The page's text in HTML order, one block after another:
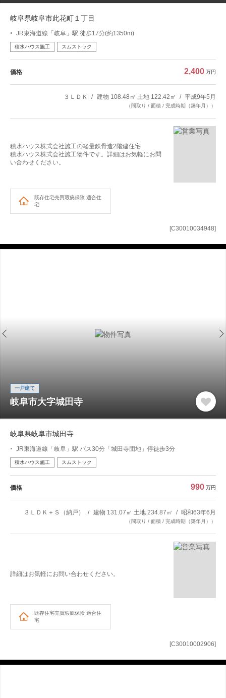
既存住宅売買瑕疵保険 適合住
宅
[C30010034948]
岐阜県岐阜市此花町１丁目
JR東海道線「岐阜」駅 徒歩17分(約1350m)
積水ハウス施工 スムストック
価格 2,400 万円
３ＬＤＫ 建物 108.48㎡ 土地 122.42㎡ 平成9年5月
（間取り / 面積 / 完成時期（築年月））
積水ハウス株式会社施工の軽量鉄骨造2階建住宅
積水ハウス株式会社施工物件です。詳細はお気軽にお問
い合わせください。
既存住宅売買瑕疵保険 適合住
宅
[C30010002906]
一戸建て
岐阜市大字城田寺
岐阜県岐阜市城田寺
JR東海道線「岐阜」駅 バス30分「城田寺団地」停徒歩3分
積水ハウス施工 スムストック
価格 990 万円
３ＬＤＫ＋Ｓ（納戸） 建物 131.07㎡ 土地 234.87㎡ 昭和63年6月
（間取り / 面積 / 完成時期（築年月））
詳細はお気軽にお問い合わせください。